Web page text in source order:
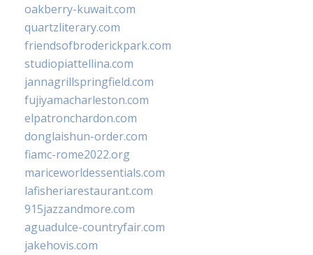
oakberry-kuwait.com
quartzliterary.com
friendsofbroderickpark.com
studiopiattellina.com
jannagrillspringfield.com
fujiyamacharleston.com
elpatronchardon.com
donglaishun-order.com
fiamc-rome2022.org
mariceworldessentials.com
lafisheriarestaurant.com
915jazzandmore.com
aguadulce-countryfair.com
jakehovis.com